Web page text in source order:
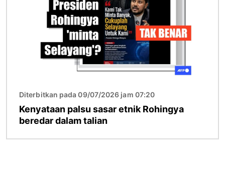
Diterbitkan pada 09/07/2026 jam 07:20
Kenyataan palsu sasar etnik Rohingya
beredar dalam talian